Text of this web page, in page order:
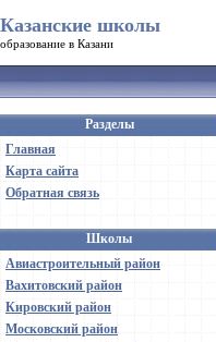
Казанские школы
образование в Казани
Разделы
Главная
Карта сайта
Обратная связь
Школы
Авиастроительный район
Вахитовский район
Кировский район
Московский район